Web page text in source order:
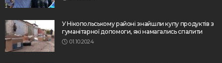
У Нікопольському районі знайшли купу продуктів з
гуманітарної допомоги, які намагались спалити
01.10.2024